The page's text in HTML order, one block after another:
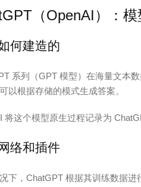
（OpenAI）：
何建造的
系列（GPT 模型）在海量文本
以根据存储的模式生成答案。
将这个模型原生过程记录为
络和插件
下，ChatGPT 根据其训练数据进